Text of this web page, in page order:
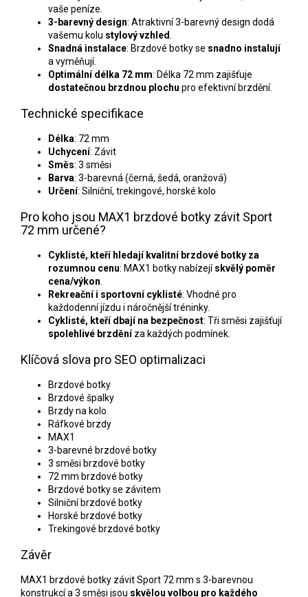
vaše peníze.
3-barevný design: Atraktivní 3-barevný design dodá
vašemu kolu stylový vzhled
Snadná instalace: Brzdové botky se snadno instalují
a vyměňují.
Optimální délka 72 mm: Délka 72 mm zajišťuje
dostatečnou brzdnou plochu pro efektivní brzdění.
Technické specifikace
Délka: 72 mm
Uchycení: Závit
Směs: 3 směsi
Barva: 3-barevná (černá, šedá, oranžová)
Určení: Silniční, trekingové, horské kolo
Pro koho jsou MAX1 brzdové botky závit Sport
72 mm určené?
Cyklisté, kteří hledají kvalitní brzdové botky za
rozumnou cenu: MAX1 botky nabízejískvělý poměr
cena/výkon
Rekreační i sportovní cyklisté: Vhodné pro
každodenní jízdu i náročnější tréninky.
Cyklisté, kteří dbají na bezpečnost: Tři směsi zajišťují
spolehlivé brzděníza každých podmínek.
Klíčová slova pro SEO optimalizaci
Brzdové botky
Brzdové špalky
Brzdy na kolo
Ráfkové brzdy
MAX1
3-barevné brzdové botky
3 směsi brzdové botky
72 mm brzdové botky
Brzdové botky se závitem
Silniční brzdové botky
Horské brzdové botky
Trekingové brzdové botky
Závěr
MAX1 brzdové botky závit Sport 72 mm s 3-barevnou
konstrukcí a 3 směsi jsou skvělou volbou pro každého